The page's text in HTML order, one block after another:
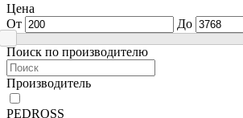
Цена
От
До
Поиск по производителю
Производитель
PEDROSS